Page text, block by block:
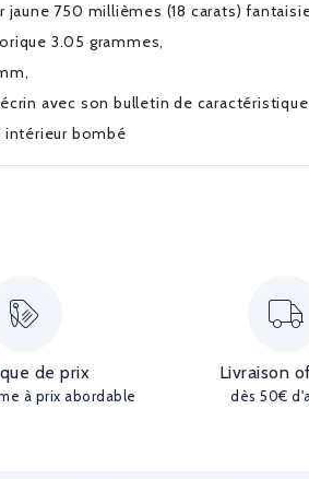
jaune 750 millièmes (18 carats)
3.05 grammes,
avec son bulletin de
bombé
de prix
à prix abordable
Livraison
dès 50€